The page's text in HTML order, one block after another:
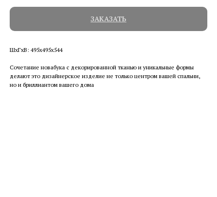
ЗАКАЗАТЬ
ШхГхВ: 495х495х544
Сочетание новабука с декорированной тканью и уникальные формы
делают это дизайнерское изделие не только центром вашей спальни,
но и бриллиантом вашего дома